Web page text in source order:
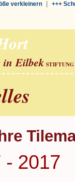
verkleinern| +++
in Eilbek
- 2017